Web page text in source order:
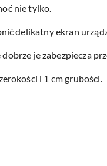
nie tylko.
delikatny ekran
je zabezpiecza
i 1 cm grubości.